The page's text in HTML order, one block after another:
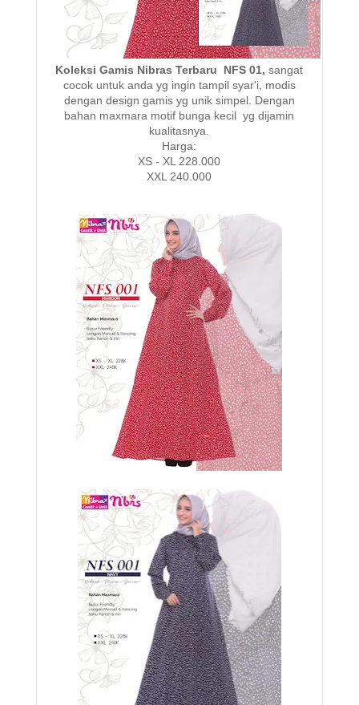
Koleksi Gamis Nibras Terbaru NFS 01, sangat
cocok untuk anda yg ingin tampil syar'i, modis
dengan design gamis yg unik simpel. Dengan
bahan maxmara motif bunga kecil yg dijamin
kualitasnya.
Harga:
XS - XL 228.000
XXL 240.000